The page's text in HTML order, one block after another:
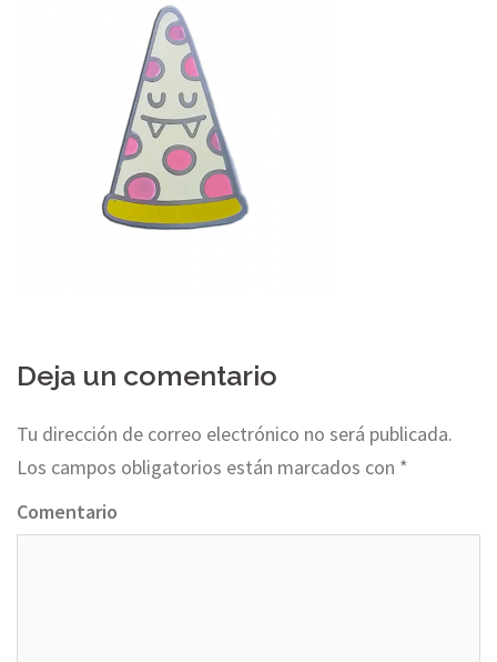
Deja un comentario
Tu dirección de correo electrónico no será publicada.
Los campos obligatorios están marcados con *
Comentario